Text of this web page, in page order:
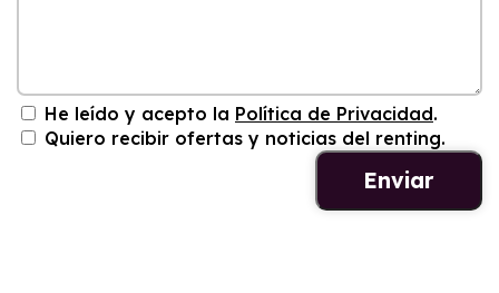
He leído y acepto la Política de Privacidad.
Quiero recibir ofertas y noticias del renting.